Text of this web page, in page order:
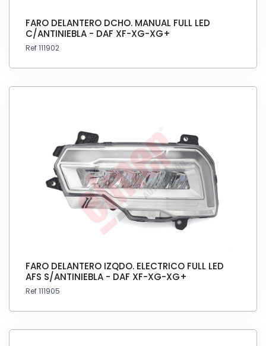
FARO DELANTERO DCHO. MANUAL FULL LED
C/ANTINIEBLA - DAF XF-XG-XG+
Ref 111902
FARO DELANTERO IZQDO. ELECTRICO FULL LED
AFS S/ANTINIEBLA - DAF XF-XG-XG+
Ref 111905